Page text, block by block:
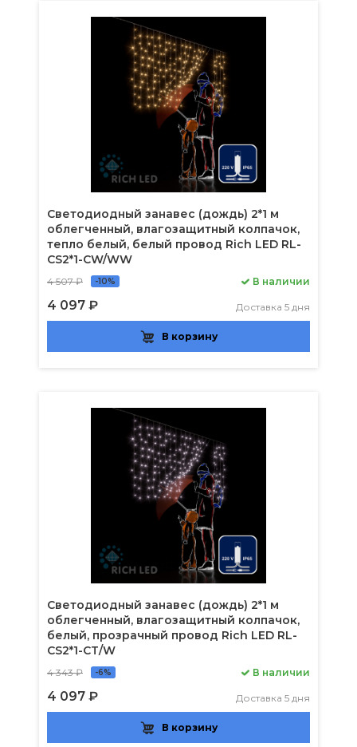
Светодиодный занавес (дождь) 2*1 м
облегченный, влагозащитный колпачок,
тепло белый, белый провод Rich LED RL-
CS2*1-CW/WW
4 507 ₽ -10%
4 097 ₽
В наличии
Доставка 5 дня
В корзину
Светодиодный занавес (дождь) 2*1 м
облегченный, влагозащитный колпачок,
белый, прозрачный провод Rich LED RL-
CS2*1-CT/W
4 343 ₽ -6%
4 097 ₽
В наличии
Доставка 5 дня
В корзину